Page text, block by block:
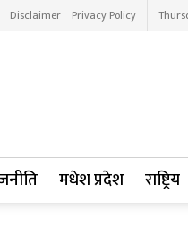
Disclaimer Privacy Policy
मधेश प्रदेश राष्ट्रिय